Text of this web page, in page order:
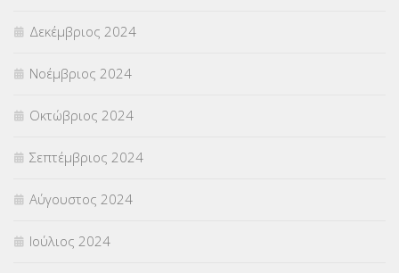
Δεκέμβριος 2024
Νοέμβριος 2024
Οκτώβριος 2024
Σεπτέμβριος 2024
Αύγουστος 2024
Ιούλιος 2024